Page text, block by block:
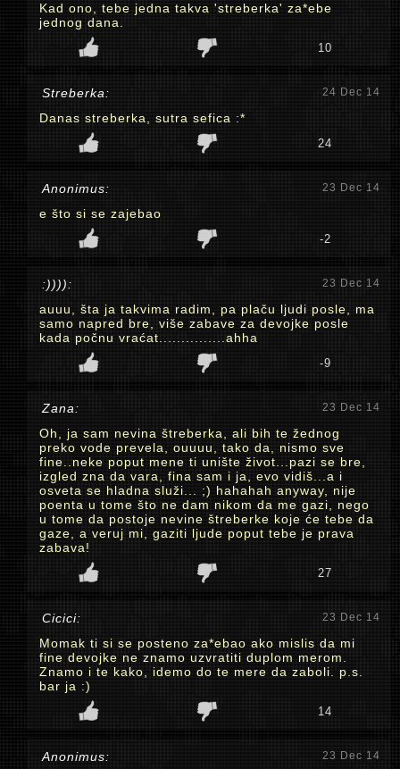
Kad ono, tebe jedna takva 'streberka' za*ebe
jednog dana.
10
Streberka: 24 Dec 14
Danas streberka, sutra sefica :*
24
Anonimus: 23 Dec 14
e što si se zajebao
-2
:)))): 23 Dec 14
auuu, šta ja takvima radim, pa plaču ljudi posle, ma
samo napred bre, više zabave za devojke posle
kada počnu vraćat...............ahha
-9
Zana: 23 Dec 14
Oh, ja sam nevina štreberka, ali bih te žednog
preko vode prevela, ouuuu, tako da, nismo sve
fine..neke poput mene ti unište život...pazi se bre,
izgled zna da vara, fina sam i ja, evo vidiš...a i
osveta se hladna služi... ;) hahahah anyway, nije
poenta u tome što ne dam nikom da me gazi, nego
u tome da postoje nevine štreberke koje će tebe da
gaze, a veruj mi, gaziti ljude poput tebe je prava
zabava!
27
Cicici: 23 Dec 14
Momak ti si se posteno za*ebao ako mislis da mi
fine devojke ne znamo uzvratiti duplom merom.
Znamo i te kako, idemo do te mere da zaboli. p.s.
bar ja :)
14
Anonimus: 23 Dec 14